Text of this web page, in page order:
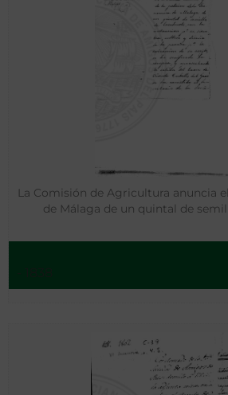
La Comisión de Agricultura anuncia
de Málaga de un quintal de